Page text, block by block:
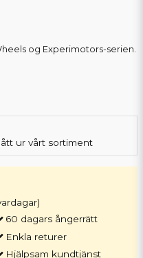
og Experimotors-serien.
ur vårt sortiment
60 dagars ångerrätt
Enkla returer
Hjälpsam kundtjänst